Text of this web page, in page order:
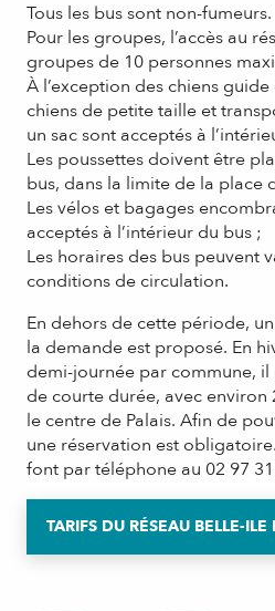
Tous les bus sont non-fumeurs.
Pour les groupes, l’accès au
groupes de 10 personnes
À l’exception des chiens guide
chiens de petite taille et
un sac sont acceptés à
Les poussettes doivent être
bus, dans la limite de la place
Les vélos et bagages
acceptés à l’intérieur du bus ;
Les horaires des bus peuvent
conditions de circulation.
En dehors de cette période,
la demande est proposé. En
demi-journée par commune,
de courte durée, avec environ
le centre de Palais. Afin de
une réservation est
font par téléphone au 02 97
TARIFS DU RÉSEAU BELLE-ILE